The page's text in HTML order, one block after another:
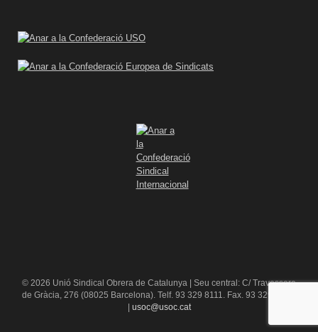
© 2026 Unió Sindical Obrera de Catalunya | Seu central: C/ Travessera
de Gràcia, 276 (08025 Barcelona). Telf. 93 329 8111. Fax. 93 329 84 16
usoc@usoc.cat